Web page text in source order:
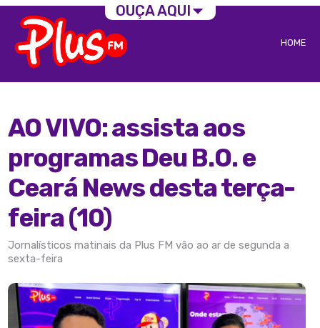
HOME
AO VIVO: assista aos
programas Deu B.O. e
Ceará News desta terça-
feira (10)
Jornalísticos matinais da Plus FM vão ao ar de segunda a
sexta-feira
OUÇA AQUI